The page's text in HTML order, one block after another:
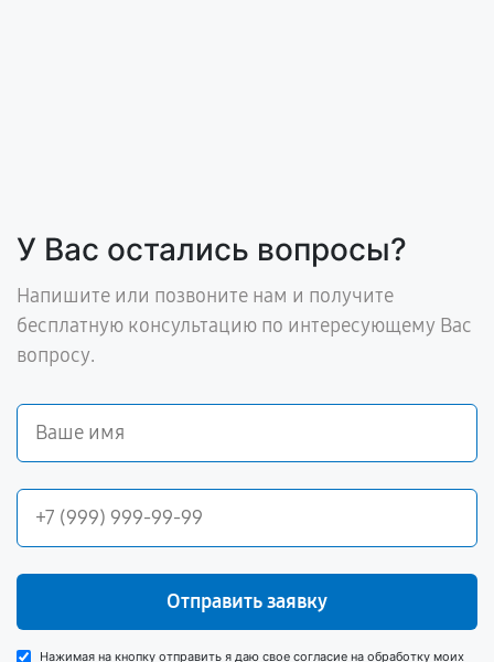
У Вас остались вопросы?
Напишите или позвоните нам и получите
бесплатную консультацию по интересующему Вас
вопросу.
Отправить заявку
Нажимая на кнопку отправить я даю свое согласие на обработку моих